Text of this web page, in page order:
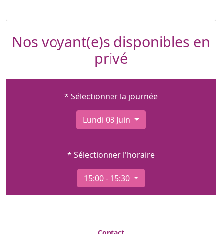
Nos voyant(e)s disponibles en
privé
* Sélectionner la journée
Lundi 08 Juin
* Sélectionner l'horaire
15:00 - 15:30
Contact